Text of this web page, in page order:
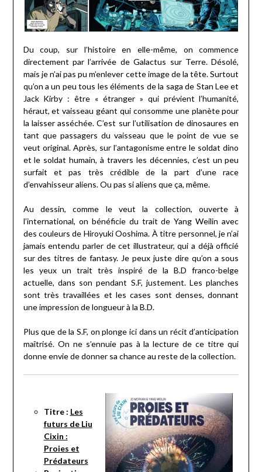
Du coup, sur l’histoire en elle-même, on commence
directement par l’arrivée de Galactus sur Terre. Désolé,
mais je n’ai pas pu m’enlever cette image de la tête. Surtout
qu’on a un peu tous les éléments de la saga de Stan Lee et
Jack Kirby : être « étranger » qui prévient l’humanité,
héraut, et vaisseau géant qui consomme une planète pour
la laisser asséchée. C’est sur l’utilisation de dinosaures en
tant que passagers du vaisseau que le point de vue se
veut original. Après, sur l’antagonisme entre le soldat dino
et le soldat humain, à travers les décennies, c’est un peu
surfait et pas très crédible de la part d’une race
d’envahisseur aliens. Ou pas si aliens que ça, même.
Au dessin, comme le veut la collection, ouverte à
l’international, on bénéficie du trait de Yang Weilin avec
des couleurs de Hiroyuki Ooshima. À titre personnel, je n’ai
jamais entendu parler de cet illustrateur, qui a déjà officié
sur des titres de fantasy. Je peux juste dire qu’on a sous
les yeux un trait très inspiré de la B.D franco-belge
actuelle, dans son pendant S.F, justement. Les planches
sont très travaillées et les cases sont denses, donnant
une impression de longueur à la B.D.
Plus que de la S.F, on plonge ici dans un récit d’anticipation
maîtrisé. On ne s’ennuie pas à la lecture de ce titre qui
donne envie de donner sa chance au reste de la collection.
Titre : Les
futurs de Liu
Cixin :
Proies et
Prédateurs